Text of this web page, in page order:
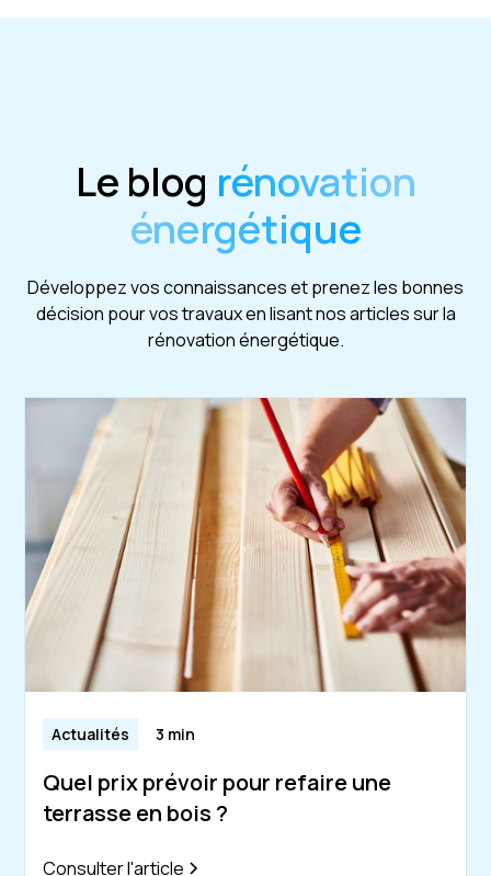
Le blog rénovation
énergétique
Développez vos connaissances et prenez les bonnes
décision pour vos travaux en lisant nos articles sur la
rénovation énergétique.
Actualités 3 min
Quel prix prévoir pour refaire une
terrasse en bois ?
Consulter l'article